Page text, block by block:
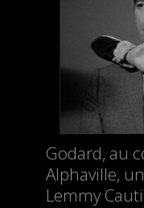
Godard, au
Alphaville,
Lemmy